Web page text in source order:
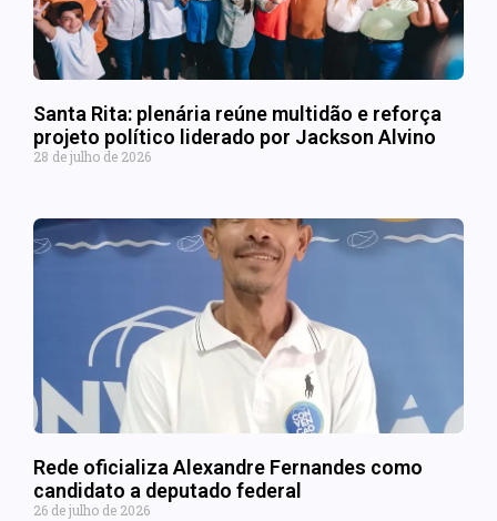
Santa Rita: plenária reúne multidão e reforça
projeto político liderado por Jackson Alvino
28 de julho de 2026
Rede oficializa Alexandre Fernandes como
candidato a deputado federal
26 de julho de 2026